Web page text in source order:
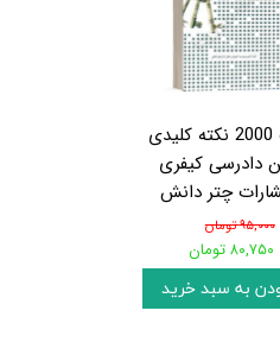
کتاب 2000 نکته کلیدی
دادرسی کیفری
چتر دانش
۹۵,۰۰۰ تومان
۸۰,۷۵۰ تومان
به سبد خرید